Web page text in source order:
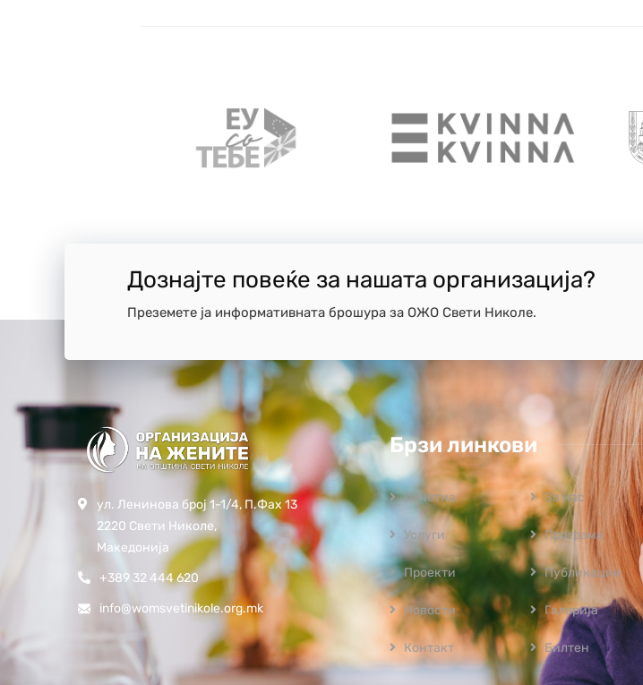
Дознајте повеќе за нашата организација?
Преземете ја информативната брошура за ОЖО Свети Николе.
ул. Ленинова број 1-1/4, П.Фах 13
2220 Свети Николе,
Македонија
+389 32 444 620
info@womsvetinikole.org.mk
Брзи линкови
Почетна За нас
Услуги Програмa
Проекти Публикации
Новости Галерија
Контакт Билтен